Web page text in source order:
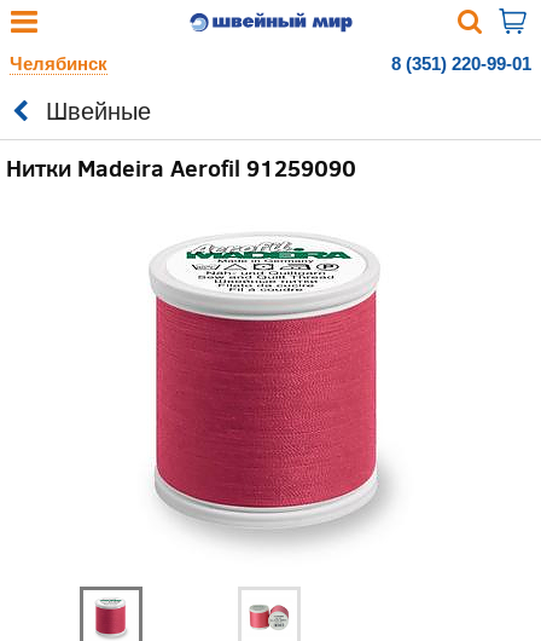
Челябинск 8 (351) 220-99-01
Швейные
Нитки Madeira Aerofil 91259090